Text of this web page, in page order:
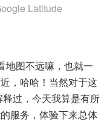
Latitude
地图不远嘛，也就一
，哈哈！当然对于这
过，今天我算是有所
服务，体验下来总体